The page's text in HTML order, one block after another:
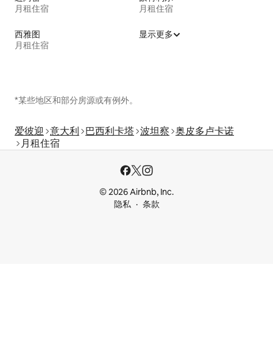
月租住宿
月租住宿
西雅图
月租住宿
显示更多
*某些地区和部分房源或有例外。
爱彼迎 意大利 巴西利卡塔 波坦察 奥皮多卢卡诺
月租住宿
© 2026 Airbnb, Inc.
隐私
条款